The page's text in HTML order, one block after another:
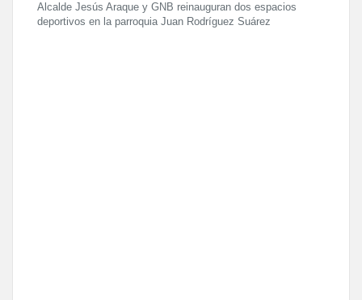
Alcalde Jesús Araque y GNB reinauguran dos espacios
deportivos en la parroquia Juan Rodríguez Suárez